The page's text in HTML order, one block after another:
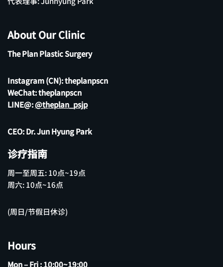
About Our Clinic
The Plan Plastic Surgery
Instagram (CN):theplanpscn
WeChat: theplanpscn
LINE@:@theplan_psjp
CEO: Dr. Jun Hyung Park
诊疗指南
周一至周五: 10点~19点
周六: 10点~16点
(周日/节假日休诊)
Hours
Mon – Fri : 10:00~19:00